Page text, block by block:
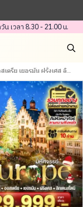
เวลา 8.30 - 21.00 น.
ฝรั่งเศส ลิกเตนสไตน์ Christmas Market 2026 – 10 วัน